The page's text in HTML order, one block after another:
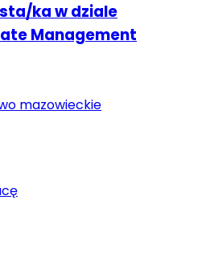
ka w dziale
Management
mazowieckie